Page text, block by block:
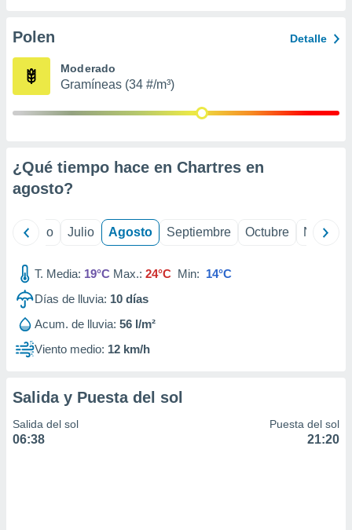
e
mediante
de
1199
Polen Detalle
Moderado
Gramíneas (34 #/m³)
¿Qué tiempo hace en Chartres en
agosto?
Junio Julio Agosto Septiembre Octubre
T. Media: 19°C Max.: 24°C Min: 14°C
Días de lluvia: 10 días
Acum. de lluvia: 56 l/m²
Viento medio: 12 km/h
Salida y Puesta del sol
Salida del sol
06:38
Puesta del sol
21:20